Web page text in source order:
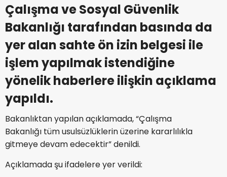
Çalışma ve Sosyal Güvenlik
Bakanlığı tarafından basında da
yer alan sahte ön izin belgesi ile
işlem yapılmak istendiğine
yönelik haberlere ilişkin açıklama
yapıldı.
Bakanlıktan yapılan açıklamada, “Çalışma
Bakanlığı tüm usulsüzlüklerin üzerine kararlılıkla
gitmeye devam edecektir” denildi.
Açıklamada şu ifadelere yer verildi: